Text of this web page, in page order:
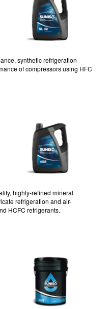
synthetic refrigeration
of compressors using HFC
highly-refined mineral
refrigeration and air-
HCFC refrigerants.